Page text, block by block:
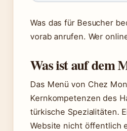
Was das für Besucher
vorab anrufen. Wer
Was ist auf dem
Das Menü von Chez
Kernkompetenzen des
türkische Spezialitäten.
Website nicht öffentlich